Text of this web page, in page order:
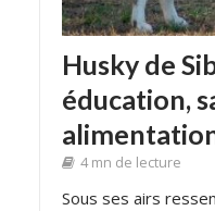
Husky de
éducation,
4 mn de lecture
Sous ses airs